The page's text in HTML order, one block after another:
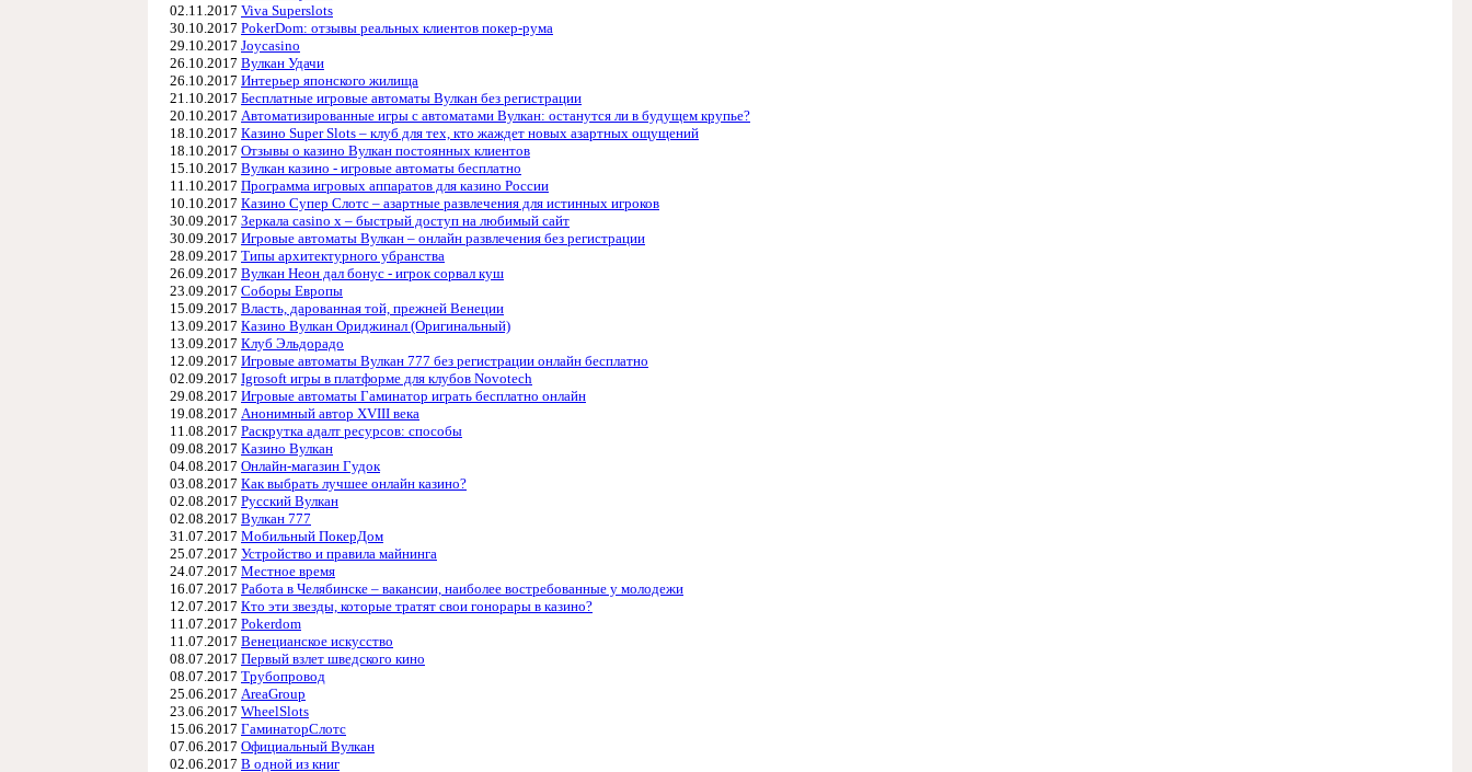
02.11.2017 Viva Superslots
30.10.2017 PokerDom: отзывы реальных клиентов покер-рума
29.10.2017 Joycasino
26.10.2017 Вулкан Удачи
26.10.2017 Интерьер японского жилища
21.10.2017 Бесплатные игровые автоматы Вулкан без регистрации
20.10.2017 Автоматизированные игры с автоматами Вулкан: останутся ли в будущем крупье?
18.10.2017 Казино Super Slots – клуб для тех, кто жаждет новых азартных ощущений
18.10.2017 Отзывы о казино Вулкан постоянных клиентов
15.10.2017 Вулкан казино - игровые автоматы бесплатно
11.10.2017 Программа игровых аппаратов для казино России
10.10.2017 Казино Супер Слотс – азартные развлечения для истинных игроков
30.09.2017 Зеркала casino x – быстрый доступ на любимый сайт
30.09.2017 Игровые автоматы Вулкан – онлайн развлечения без регистрации
28.09.2017 Типы архитектурного убранства
26.09.2017 Вулкан Неон дал бонус - игрок сорвал куш
23.09.2017 Соборы Европы
15.09.2017 Власть, дарованная той, прежней Венеции
13.09.2017 Казино Вулкан Ориджинал (Оригинальный)
13.09.2017 Клуб Эльдорадо
12.09.2017 Игровые автоматы Вулкан 777 без регистрации онлайн бесплатно
02.09.2017 Igrosoft игры в платформе для клубов Novotech
29.08.2017 Игровые автоматы Гаминатор играть бесплатно онлайн
19.08.2017 Анонимный автор XVIII века
11.08.2017 Раскрутка адалт ресурсов: способы
09.08.2017 Казино Вулкан
04.08.2017 Онлайн-магазин Гудок
03.08.2017 Как выбрать лучшее онлайн казино?
02.08.2017 Русский Вулкан
02.08.2017 Вулкан 777
31.07.2017 Мобильный ПокерДом
25.07.2017 Устройство и правила майнинга
24.07.2017 Местное время
16.07.2017 Работа в Челябинске – вакансии, наиболее востребованные у молодежи
12.07.2017 Кто эти звезды, которые тратят свои гонорары в казино?
11.07.2017 Pokerdom
11.07.2017 Венецианское искусство
08.07.2017 Первый взлет шведского кино
08.07.2017 Трубопровод
25.06.2017 AreaGroup
23.06.2017 WheelSlots
15.06.2017 ГаминаторСлотс
07.06.2017 Официальный Вулкан
02.06.2017 В одной из книг